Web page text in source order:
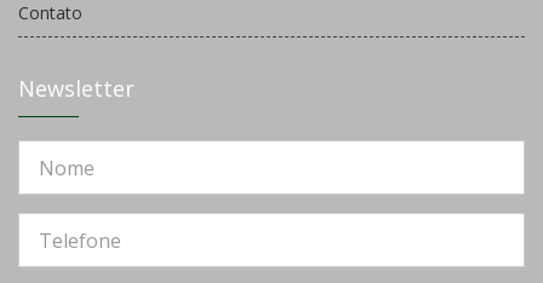
Contato
Newsletter